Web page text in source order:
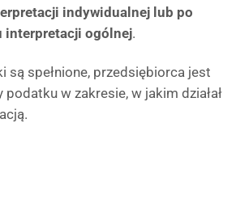
indywidualnej lub po
interpretacji ogólnej.
są spełnione, przedsiębiorca jest
podatku w zakresie, w jakim działał